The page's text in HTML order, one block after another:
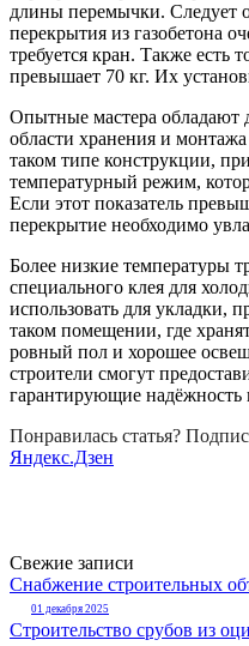
длины перемычки. Следует
перекрытия из газобетона
требуется кран. Также есть
превышает 70 кг. Их
Опытные мастера обладают
области хранения и
таком типе конструкции,
температурный режим,
Если этот показатель
перекрытие необходимо
Более низкие температуры
специального клея для
использовать для укладки,
таком помещении, где
ровный пол и хорошее
строители смогут
гарантирующие надёжность
Понравилась статья?
Яндекс.Дзен
Свежие записи
Снабжение строительных
01 декабря 2025
Строительство срубов из